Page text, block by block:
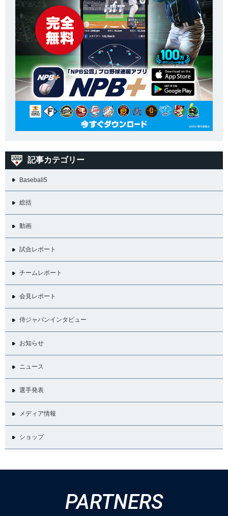
記事カテゴリー
Baseball5
総括
動画
試合レポート
チームレポート
会見レポート
侍ジャパンインタビュー
お知らせ
ニュース
選手発表
メディア情報
ショップ
PARTNERS